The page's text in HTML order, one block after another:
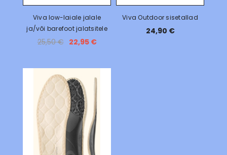
Viva low-laiale jalale
ja/või barefoot jalatsitele
25,50 € 22,95 €
Viva Outdoor sisetallad
24,90 €